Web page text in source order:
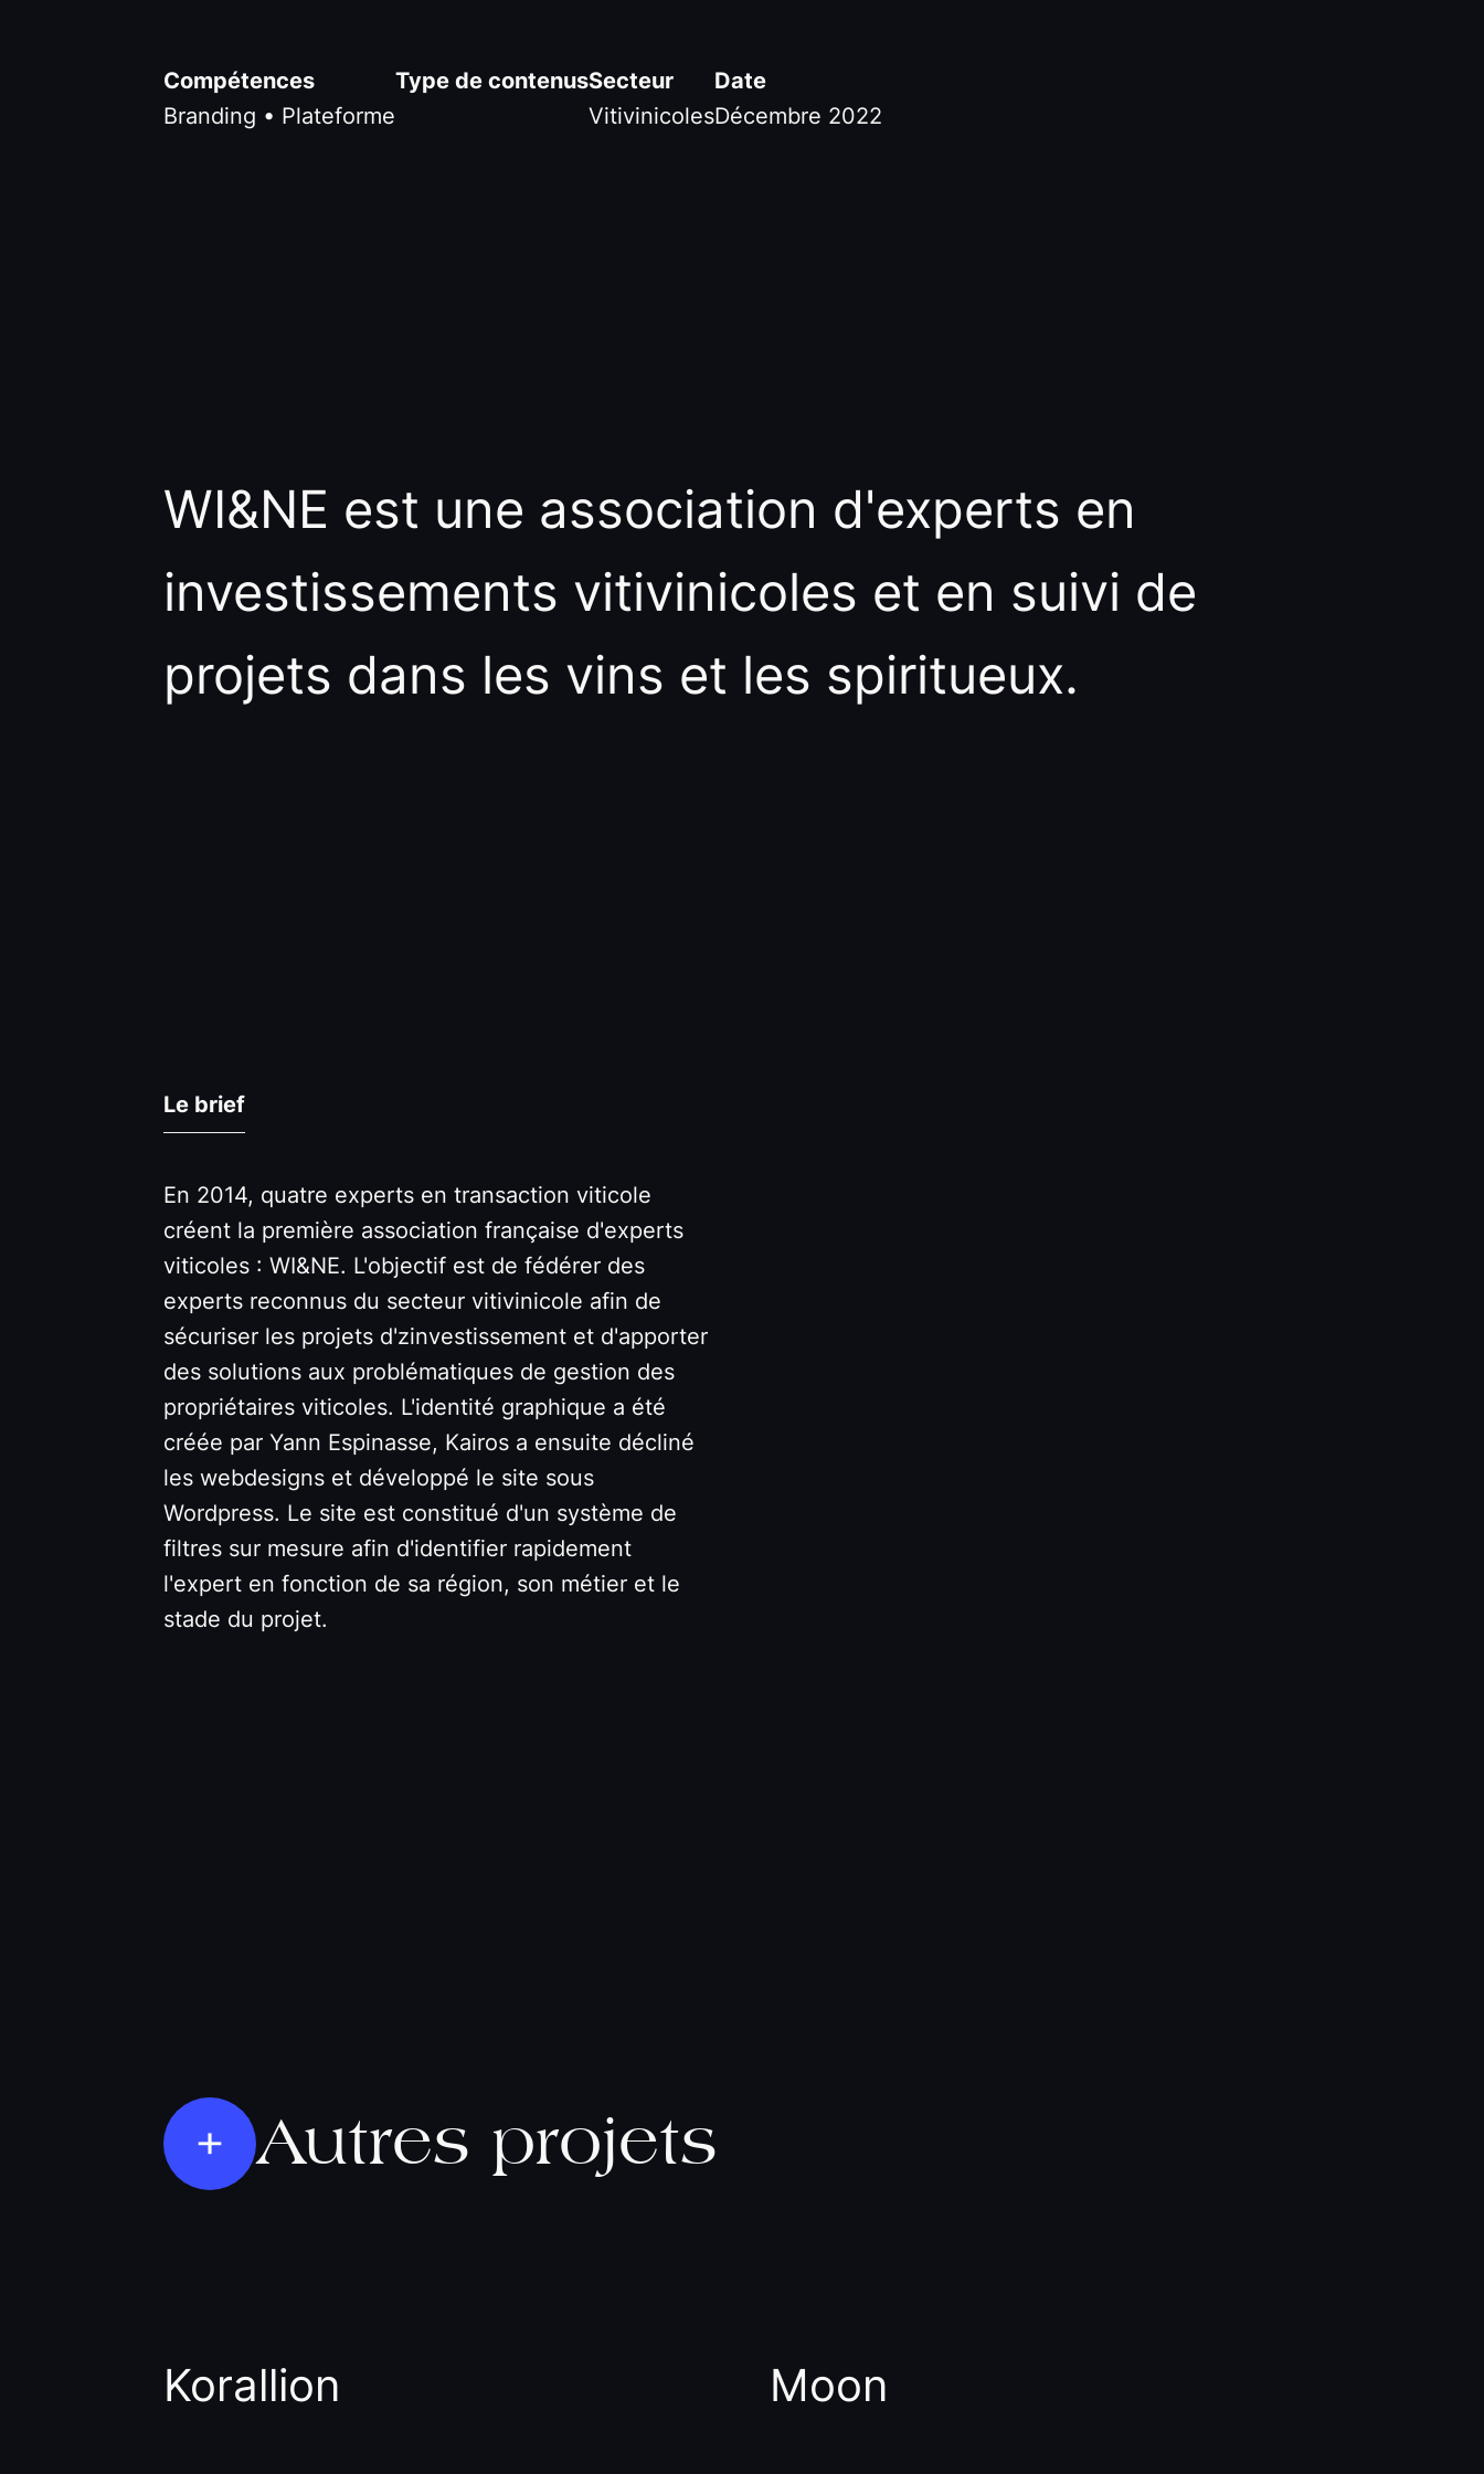
Compétences
Branding • Plateforme
Type de contenusSecteur
Vitivinicoles
Date
Décembre 2022
WI&NE est une association d'experts en
investissements vitivinicoles et en suivi de
projets dans les vins et les spiritueux.
Le brief
En 2014, quatre experts en transaction viticole
créent la première association française d'experts
viticoles : WI&NE. L'objectif est de fédérer des
experts reconnus du secteur vitivinicole afin de
sécuriser les projets d'zinvestissement et d'apporter
des solutions aux problématiques de gestion des
propriétaires viticoles. L'identité graphique a été
créée par Yann Espinasse, Kairos a ensuite décliné
les webdesigns et développé le site sous
Wordpress. Le site est constitué d'un système de
filtres sur mesure afin d'identifier rapidement
l'expert en fonction de sa région, son métier et le
stade du projet.
Autres projets
Korallion Moon